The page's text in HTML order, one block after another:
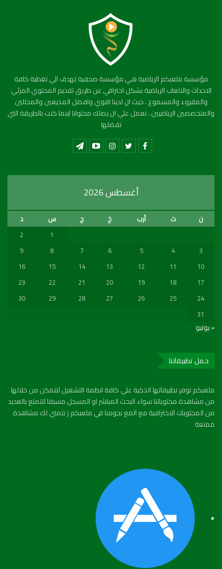
مؤسسة ملعبكم الرياضية هي مؤسسة صحفية تهدف الي تغطية كافة
الاحداث والالعاب الرياضية بشكل احترافي عن طريق تقديم المحتوي المرئي
والمقروء والمسموع . حيث ان لدينا اقوي وافضل المذيعين والمحللين
والمتخصصين الرياضيين . نعمل علي ان يصلك محتوانا اينما كنت بالطريقة التي
تفضلها
أغسطس 2026
ن ث أرب خ ج س
د
1
2
3
4
5
6
7
8
9
10
11
12
13
14
15
16
17
18
19
20
21
22
23
24
25
26
27
28
29
30
31
« يوليو
حمل تطبيقاتنا
ملعبكم توفر تطبيقاتها الذكية علي كافة انظمة التشغيل لتتمكن من خلالها
من مشاهدة محتوياتنا سواء البحث المباشر او المسجل مسبقا لتتمتع بالعديد
من المحتويات الاحترافية مع المع نجومنا في ملعبكم ز نتمني لك مشاهدة
ممتعة